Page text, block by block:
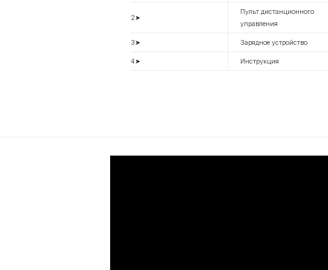
2➤
Пульт дистанционного
управления
3➤ Зарядное устройство
4➤ Инструкция